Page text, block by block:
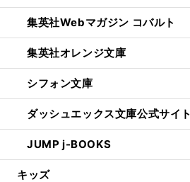
集英社Webマガジン コバルト
集英社オレンジ文庫
シフォン文庫
ダッシュエックス文庫公式サイト
JUMP j-BOOKS
キッズ